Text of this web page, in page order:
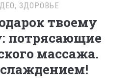
, ЗДОРОВЬЕ
твоему
потрясающие
массажа.